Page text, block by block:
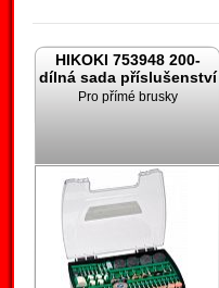
HIKOKI 753948 200-
dílná sada příslušenství
Pro přímé brusky